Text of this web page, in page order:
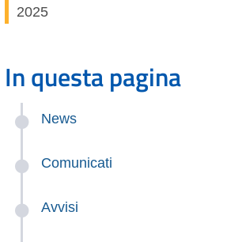
2025
In questa pagina
News
Comunicati
Avvisi